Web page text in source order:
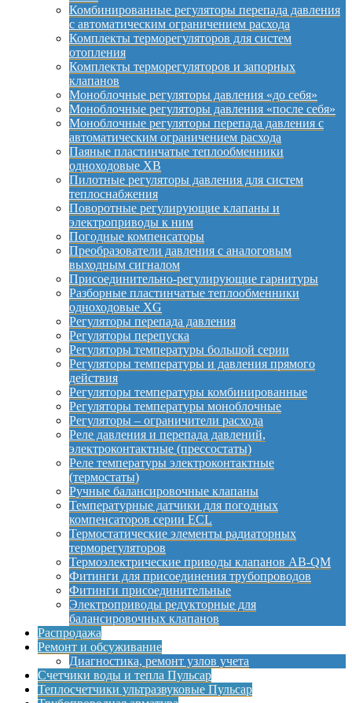
Комбинированные регуляторы перепада давления
с автоматическим ограничением расхода
Комплекты терморегуляторов для систем
отопления
Комплекты терморегуляторов и запорных
клапанов
Моноблочные регуляторы давления «до себя»
Моноблочные регуляторы давления «после себя»
Моноблочные регуляторы перепада давления с
автоматическим ограничением расхода
Паяные пластинчатые теплообменники
одноходовые XB
Пилотные регуляторы давления для систем
теплоснабжения
Поворотные регулирующие клапаны и
электроприводы к ним
Погодные компенсаторы
Преобразователи давления с аналоговым
выходным сигналом
Присоединительно-регулирующие гарнитуры
Разборные пластинчатые теплообменники
одноходовые XG
Регуляторы перепада давления
Регуляторы перепуска
Регуляторы температуры большой серии
Регуляторы температуры и давления прямого
действия
Регуляторы температуры комбинированные
Регуляторы температуры моноблочные
Регуляторы – ограничители расхода
Реле давления и перепада давлений,
электроконтактные (прессостаты)
Реле температуры электроконтактные
(термостаты)
Ручные балансировочные клапаны
Температурные датчики для погодных
компенсаторов серии ECL
Термостатические элементы радиаторных
терморегуляторов
Термоэлектрические приводы клапанов AB-QM
Фитинги для присоединения трубопроводов
Фитинги присоединительные
Электроприводы редукторные для
балансировочных клапанов
Распродажа
Ремонт и обсуживание
Диагностика, ремонт узлов учета
Счетчики воды и тепла Пульсар
Теплосчетчики ультразвуковые Пульсар